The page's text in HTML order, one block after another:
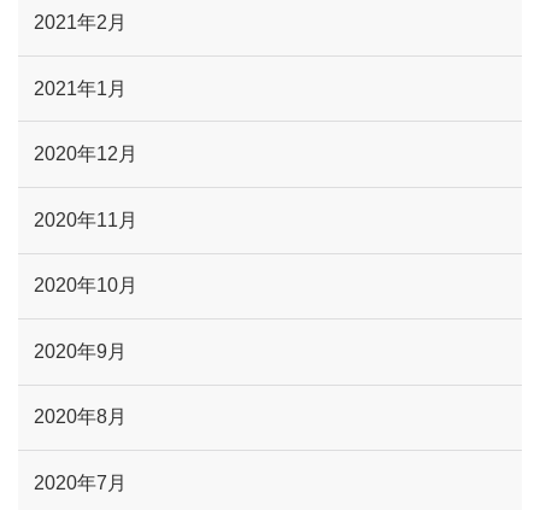
2021年2月
2021年1月
2020年12月
2020年11月
2020年10月
2020年9月
2020年8月
2020年7月